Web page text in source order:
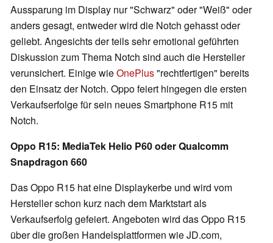
Aussparung im Display nur "Schwarz" oder "Weiß" oder
anders gesagt, entweder wird die Notch gehasst oder
geliebt. Angesichts der teils sehr emotional geführten
Diskussion zum Thema Notch sind auch die Hersteller
verunsichert. Einige wieOnePlus"rechtfertigen" bereits
den Einsatz der Notch. Oppo feiert hingegen die ersten
Verkaufserfolge für sein neues Smartphone R15 mit
Notch.
Oppo R15: MediaTek Helio P60 oder Qualcomm
Snapdragon 660
Das Oppo R15 hat eine Displaykerbe und wird vom
Hersteller schon kurz nach dem Marktstart als
Verkaufserfolg gefeiert. Angeboten wird das Oppo R15
über die großen Handelsplattformen wie JD.com,